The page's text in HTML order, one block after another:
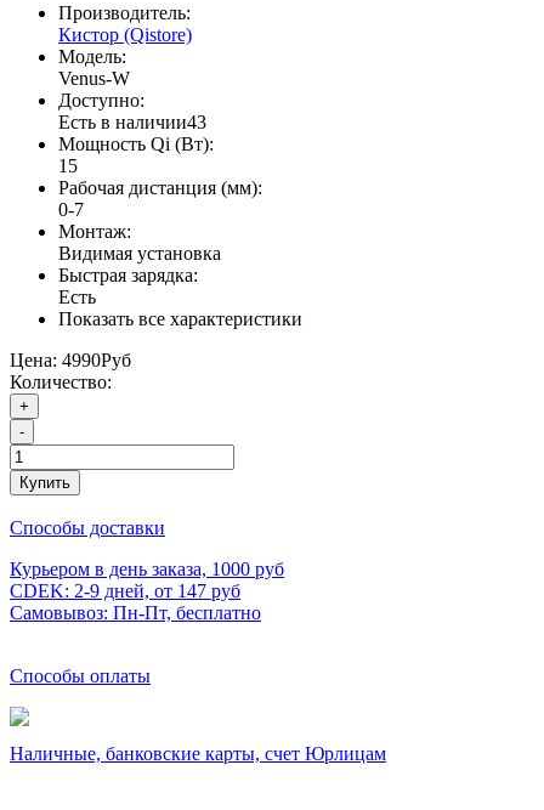
Производитель:
Кистор (Qistore)
Модель:
Venus-W
Доступно:
Есть в наличии43
Мощность Qi (Вт):
15
Рабочая дистанция (мм):
0-7
Монтаж:
Видимая установка
Быстрая зарядка:
Есть
Показать все характеристики
Цена: 4990Руб
Количество:
+
-
Купить
Способы доставки
Курьером в день заказа, 1000 руб
CDEK: 2-9 дней, от 147 руб
Самовывоз: Пн-Пт, бесплатно
Способы оплаты
Наличные, банковские карты, счет Юрлицам